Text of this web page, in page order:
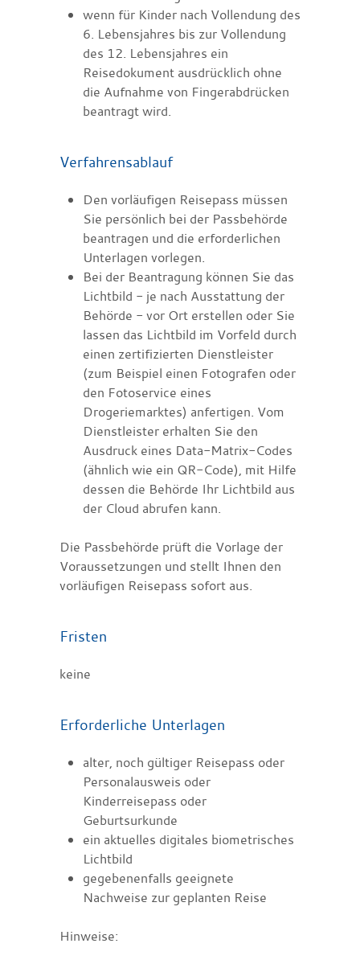
wenn für Kinder nach Vollendung des
6. Lebensjahres bis zur Vollendung
des 12. Lebensjahres ein
Reisedokument ausdrücklich ohne
die Aufnahme von Fingerabdrücken
beantragt wird.
Verfahrensablauf
Den vorläufigen Reisepass müssen
Sie persönlich bei der Passbehörde
beantragen und die erforderlichen
Unterlagen vorlegen.
Bei der Beantragung können Sie das
Lichtbild - je nach Ausstattung der
Behörde - vor Ort erstellen oder Sie
lassen das Lichtbild im Vorfeld durch
einen zertifizierten Dienstleister
(zum Beispiel einen Fotografen oder
den Fotoservice eines
Drogeriemarktes) anfertigen. Vom
Dienstleister erhalten Sie den
Ausdruck eines Data-Matrix-Codes
(ähnlich wie ein QR-Code), mit Hilfe
dessen die Behörde Ihr Lichtbild aus
der Cloud abrufen kann.
Die Passbehörde prüft die Vorlage der
Voraussetzungen und stellt Ihnen den
vorläufigen Reisepass sofort aus.
Fristen
keine
Erforderliche Unterlagen
alter, noch gültiger Reisepass oder
Personalausweis oder
Kinderreisepass oder
Geburtsurkunde
ein aktuelles digitales biometrisches
Lichtbild
gegebenenfalls geeignete
Nachweise zur geplanten Reise
Hinweise: